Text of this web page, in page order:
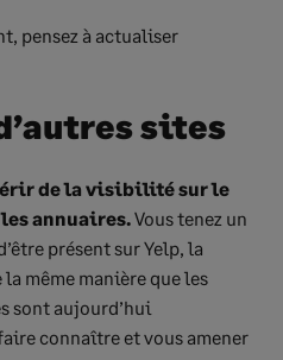
pensez à actualiser
sites
de la visibilité sur le
annuaires.Vous tenez un
présent sur Yelp, la
même manière que les
sont aujourd’hui
connaître et vous amener